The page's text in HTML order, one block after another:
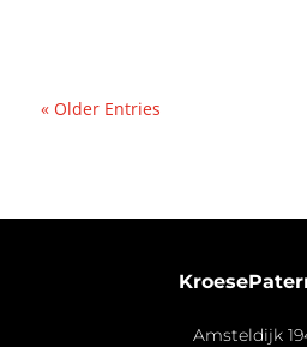
« Older Entries
Amsteldijk